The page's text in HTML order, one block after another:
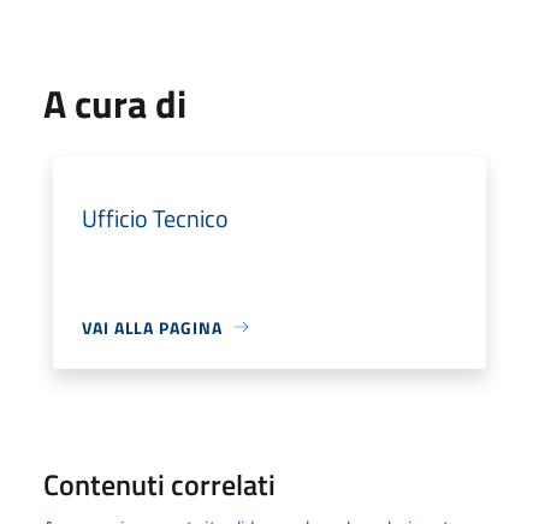
A cura di
Ufficio Tecnico
VAI ALLA PAGINA
Contenuti correlati